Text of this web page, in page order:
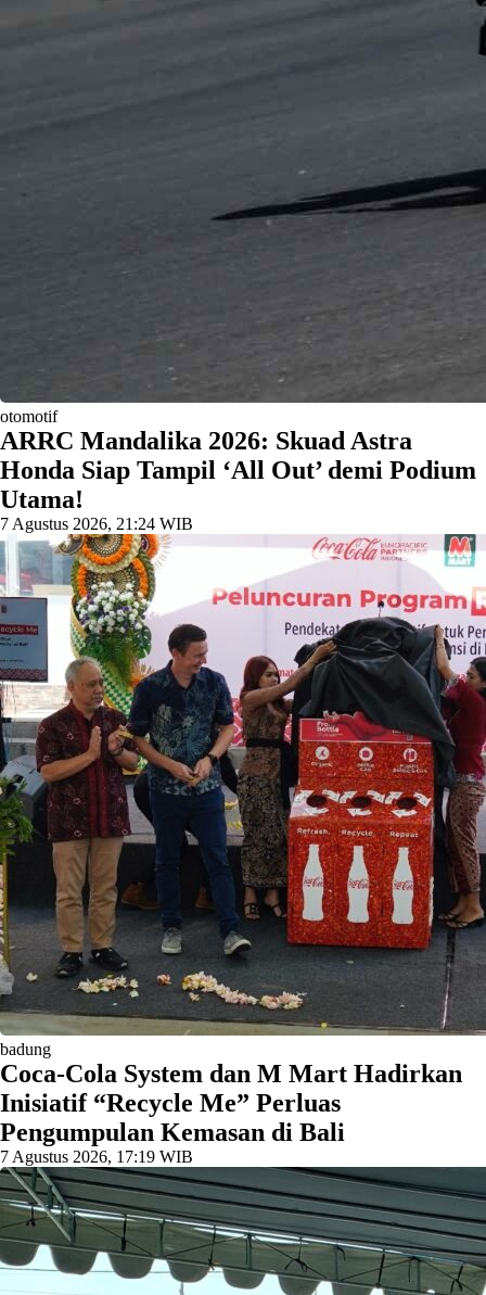
otomotif
​ARRC Mandalika 2026: Skuad Astra
Honda Siap Tampil ‘All Out’ demi Podium
Utama!
7 Agustus 2026, 21:24 WIB
badung
Coca-Cola System dan M Mart Hadirkan
Inisiatif “Recycle Me” Perluas
Pengumpulan Kemasan di Bali
7 Agustus 2026, 17:19 WIB